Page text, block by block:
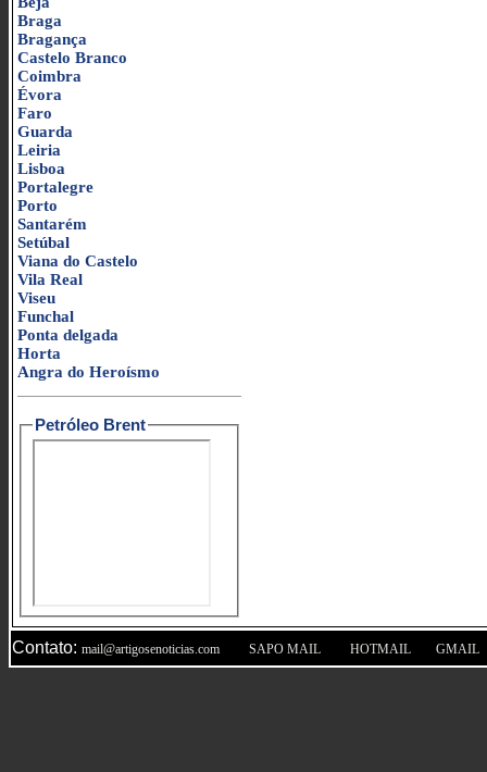
Braga
Bragança
Castelo Branco
Coimbra
Évora
Faro
Guarda
Leiria
Lisboa
Portalegre
Porto
Santarém
Setúbal
Viana do Castelo
Vila Real
Viseu
Funchal
Ponta delgada
Horta
Angra do Heroísmo
Petróleo Brent
Contato: mail@artigosenoticias.com SAPO MAIL HOTMAIL GMAIL